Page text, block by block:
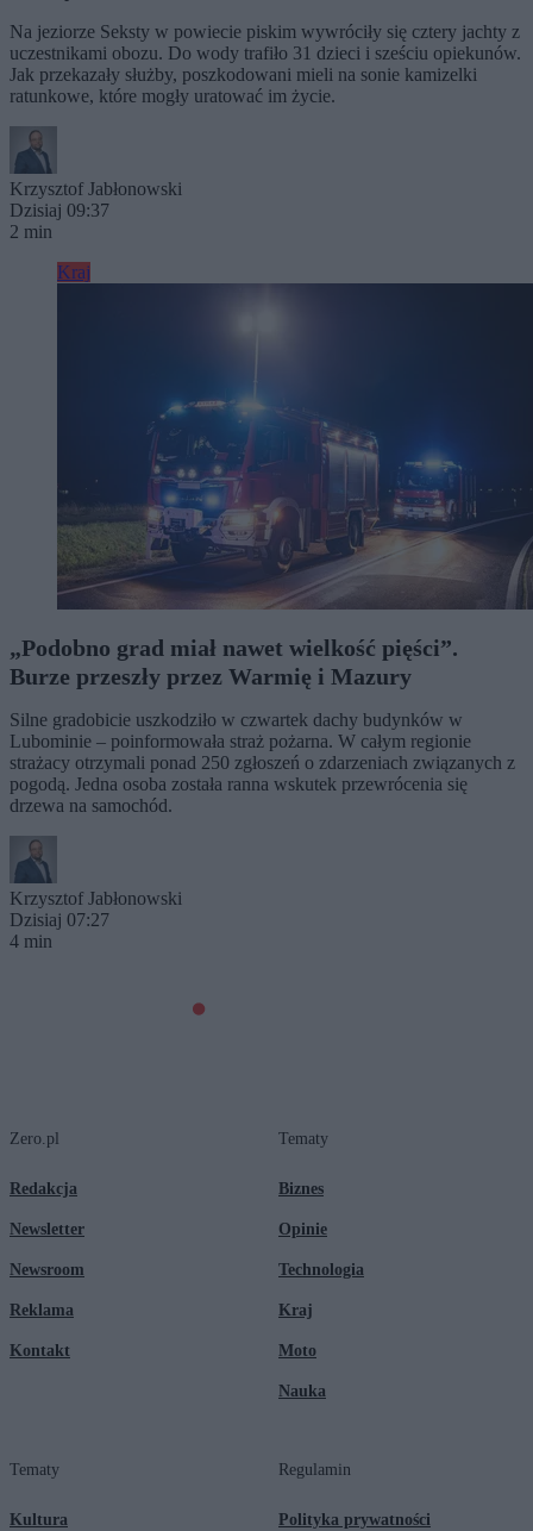
Na jeziorze Seksty w powiecie piskim wywróciły się cztery jachty z
uczestnikami obozu. Do wody trafiło 31 dzieci i sześciu opiekunów.
Jak przekazały służby, poszkodowani mieli na sonie kamizelki
ratunkowe, które mogły uratować im życie.
Krzysztof Jabłonowski
Dzisiaj 09:37
2 min
Kraj
„Podobno grad miał nawet wielkość pięści”.
Burze przeszły przez Warmię i Mazury
Silne gradobicie uszkodziło w czwartek dachy budynków w
Lubominie – poinformowała straż pożarna. W całym regionie
strażacy otrzymali ponad 250 zgłoszeń o zdarzeniach związanych z
pogodą. Jedna osoba została ranna wskutek przewrócenia się
drzewa na samochód.
Krzysztof Jabłonowski
Dzisiaj 07:27
4 min
Zero.pl
Redakcja
Newsletter
Newsroom
Reklama
Kontakt
Tematy
Biznes
Opinie
Technologia
Kraj
Moto
Nauka
Tematy
Kultura
Regulamin
Polityka prywatności